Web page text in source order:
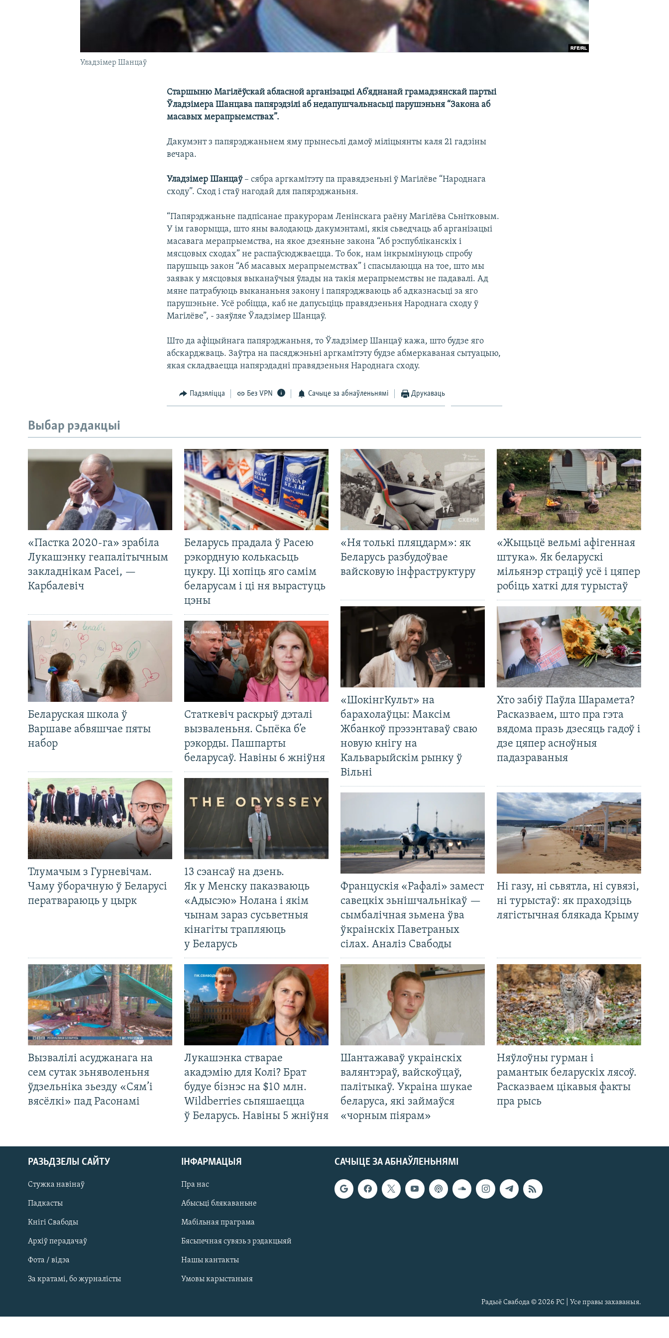
САЧЫЦЕ ЗА АБНАЎЛЕНЬНЯМІ
Уладзімер Шанцаў
Старшыню Магілёўскай абласной арганізацыі Аб’яднанай грамадзянскай партыі
Ўладзімера Шанцава папярэдзілі аб недапушчальнасьці парушэньня “Закона аб
масавых мерапрыемствах”.
Дакумэнт з папярэджаньнем яму прынесьлі дамоў міліцыянты каля 21 гадзіны
вечара.
Уладзімер Шанцаў– сябра аргкамітэту па правядзеньні ў Магілёве “Народнага
сходу”. Сход і стаў нагодай для папярэджаньня.
“Папярэджаньне падпісанае пракурорам Ленінскага раёну Магілёва Сьнітковым.
У ім гаворыцца, што яны валодаюць дакумэнтамі, якія сьведчаць аб арганізацыі
масавага мерапрыемства, на якое дзеяньне закона “Аб рэспубліканскіх і
мясцовых сходах” не распаўсюджваецца. То бок, нам інкрымінуюць спробу
парушыць закон “Аб масавых мерапрыемствах” і спасылаюцца на тое, што мы
заявак у мясцовыя выканаўчыя ўлады на такія мерапрыемствы не падавалі. Ад
мяне патрабуюць выкананьня закону і папярэджваюць аб адказнасьці за яго
парушэньне. Усё робіцца, каб не дапусьціць правядзеньня Народнага сходу ў
Магілёве”, - заяўляе Ўладзімер Шанцаў.
Што да афіцыйнага папярэджаньня, то Ўладзімер Шанцаў кажа, што будзе яго
абскарджваць. Заўтра на пасяджэньні аргкамітэту будзе абмеркаваная сытуацыю,
якая складваецца напярэдадні правядзеньня Народнага сходу.
Падзяліцца Без VPN Сачыце за абнаўленьнямі Друкаваць
Выбар рэдакцыі
«Пастка 2020-га» зрабіла
Лукашэнку геапалітычным
закладнікам Расеі, —
Карбалевіч
Беларусь прадала ў Расею
рэкордную колькасьць
цукру. Ці хопіць яго самім
беларусам і ці ня вырастуць
цэны
Беларуская школа ў
Варшаве абвяшчае пяты
набор
Статкевіч раскрыў дэталі
вызваленьня. Сьпёка б’е
рэкорды. Пашпарты
беларусаў. Навіны 6 жніўня
Тлумачым з Гурневічам.
Чаму ўборачную ў Беларусі
ператвараюць у цырк
13 сэансаў на дзень.
Як у Менску паказваюць
«Адысэю» Нолана і якім
чынам зараз сусьветныя
кінагіты трапляюць
у Беларусь
Вызвалілі асуджанага на
сем сутак зьняволеньня
ўдзельніка зьезду «Сям’і
вясёлкі» пад Расонамі
Лукашэнка стварае
акадэмію для Колі? Брат
будуе бізнэс на $10 млн.
Wildberries сьпяшаецца
ў Беларусь. Навіны 5 жніўня
«Ня толькі пляцдарм»: як
Беларусь разбудоўвае
вайсковую інфраструктуру
«Жыцьцё вельмі афігенная
штука». Як беларускі
мільянэр страціў усё і цяпер
робіць хаткі для турыстаў
«ШокінгКульт» на
барахолаўцы: Максім
Жбанкоў прэзэнтаваў сваю
новую кнігу на
Кальварыйскім рынку ў
Вільні
Хто забіў Паўла Шарамета?
Расказваем, што пра гэта
вядома празь дзесяць гадоў і
дзе цяпер асноўныя
падазраваныя
Францускія «Рафалі» замест
савецкіх зьнішчальнікаў —
сымбалічная зьмена ўва
ўкраінскіх Паветраных
сілах. Аналіз Свабоды
Ні газу, ні сьвятла, ні сувязі,
ні турыстаў: як праходзіць
лягістычная блякада Крыму
Шантажаваў украінскіх
валянтэраў, вайскоўцаў,
палітыкаў. Украіна шукае
беларуса, які займаўся
«чорным піярам»
Няўлоўны гурман і
рамантык беларускіх лясоў.
Расказваем цікавыя факты
пра рысь
САЧЫЦЕ ЗА АБНАЎЛЕНЬНЯМІ
РАЗЬДЗЕЛЫ САЙТУ
Стужка навінаў
Падкасты
Кнігі Свабоды
Архіў перадачаў
Фота / відэа
За кратамі, бо журналісты
ІНФАРМАЦЫЯ
Пра нас
Абысьці блякаваньне
Мабільная праграма
Бясьпечная сувязь з рэдакцыяй
Нашы кантакты
Умовы карыстаньня
Радыё Свабода © 2026 РС | Усе правы захаваныя.